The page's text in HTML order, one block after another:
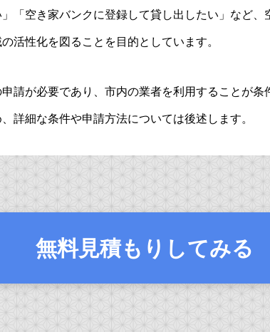
」「空き家バンクに登録して貸し出したい」など
活性化を図ることを目的としています。
請が必要であり、市内の業者を利用することが条
詳細な条件や申請方法については後述します。
無料見積もりしてみる